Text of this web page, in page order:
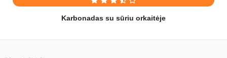
Karbonadas su sūriu orkaitėje